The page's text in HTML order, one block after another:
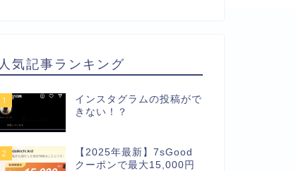
人気記事ランキング
1
インスタグラムの投稿がで
きない！？
2
【2025年最新】7sGood
クーポンで最大15,000円